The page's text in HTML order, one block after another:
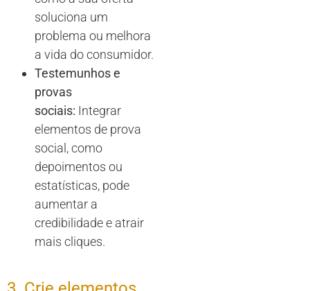
soluciona um
problema ou melhora
a vida do consumidor.
Testemunhos e
provas
sociais: Integrar
elementos de prova
social, como
depoimentos ou
estatísticas, pode
aumentar a
credibilidade e atrair
mais cliques.